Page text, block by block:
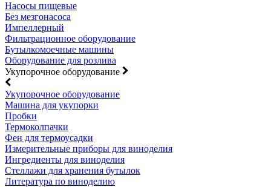
Насосы пищевые
Без мезгонасоса
Импеллерный
Фильтрационное оборудование
Бутылкомоечные машины
Оборудование для розлива
Укупорочное оборудование
Укупорочное оборудование
Машина для укупорки
Пробки
Термоколпачки
Фен для термоусадки
Измерительные приборы для виноделия
Ингредиенты для виноделия
Стеллажи для хранения бутылок
Литература по виноделию